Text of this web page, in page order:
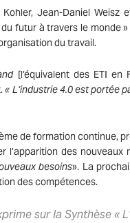
Jean-Daniel
du futur à travers le
du travail.
[l’équivalent des ETI en
« L’industrie 4.0 est portée
de formation continue,
l’apparition des
besoins». La
des compétences.
sur la Synthèse «